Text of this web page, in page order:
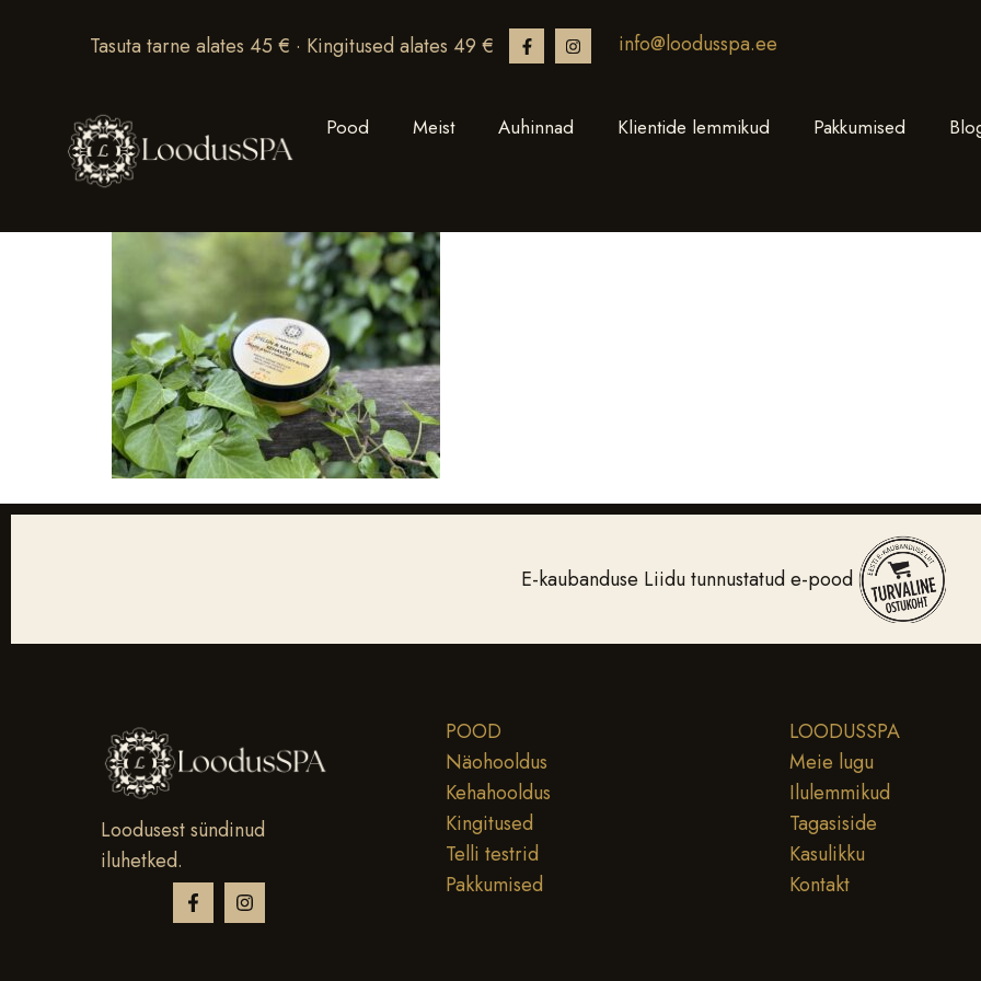
Tasuta tarne alates 45 € · Kingitused alates 49 € info@loodusspa.ee
Pood Meist Auhinnad Klientide lemmikud Pakkumised
E-kaubanduse Liidu tunnustatud e-pood
Loodusest sündinud
iluhetked.
POOD
Näohooldus
Kehahooldus
Kingitused
Telli testrid
Pakkumised
LOODUSSPA
Meie lugu
Ilulemmikud
Tagasiside
Kasulikku
Kontakt